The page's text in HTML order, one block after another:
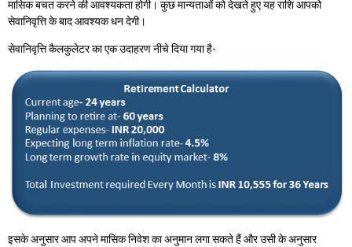
मासिक बचत करने की आवश्यकता होगी। कुछ मान्यताओं को देखते हुए यह राशि आपको
सेवानिवृत्ति के बाद आवश्यक धन देगी।
सेवानिवृत्ति कैलकुलेटर का एक उदाहरण नीचे दिया गया है-
इसके अनुसार आप अपने मासिक निवेश का अनुमान लगा सकते हैं और उसी के अनुसार